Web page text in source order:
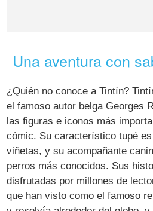
Una aventura con
¿Quién no conoce a Tintín?
el famoso autor belga Georges
las figuras e iconos más
cómic. Su característico tupé
viñetas, y su acompañante
perros más conocidos. Sus
disfrutadas por millones de
que han visto como el famoso